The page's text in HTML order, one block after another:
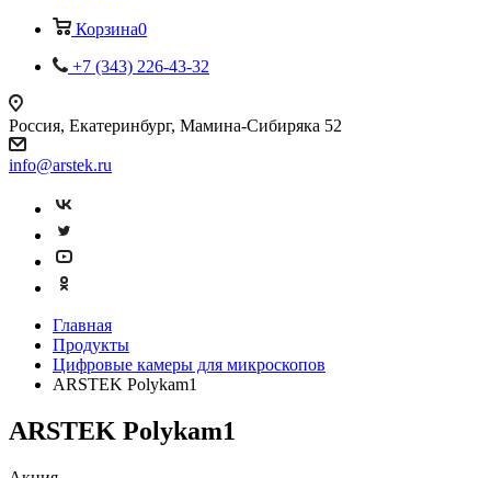
Корзина0
+7 (343) 226-43-32
Россия, Екатеринбург, Мамина-Сибиряка 52
info@arstek.ru
Главная
Продукты
Цифровые камеры для микроскопов
ARSTEK Polykam1
ARSTEK Polykam1